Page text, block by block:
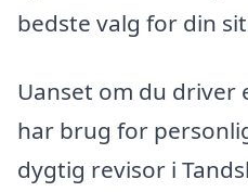
bedste valg for din
Uanset om du driver
har brug for
dygtig revisor i